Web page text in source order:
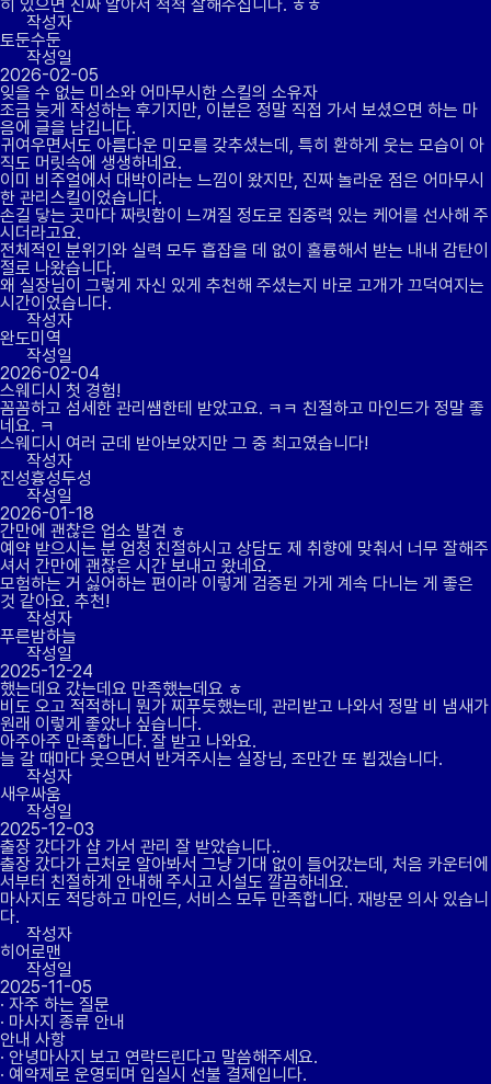
히 있으면 진짜 알아서 척척 잘해주십니다. ㅎㅎ
작성자
토둔수둔
작성일
2026-02-05
잊을 수 없는 미소와 어마무시한 스킬의 소유자
조금 늦게 작성하는 후기지만, 이분은 정말 직접 가서 보셨으면 하는 마
음에 글을 남깁니다.
귀여우면서도 아름다운 미모를 갖추셨는데, 특히 환하게 웃는 모습이 아
직도 머릿속에 생생하네요.
이미 비주얼에서 대박이라는 느낌이 왔지만, 진짜 놀라운 점은 어마무시
한 관리스킬이었습니다.
손길 닿는 곳마다 짜릿함이 느껴질 정도로 집중력 있는 케어를 선사해 주
시더라고요.
전체적인 분위기와 실력 모두 흡잡을 데 없이 훌륭해서 받는 내내 감탄이
절로 나왔습니다.
왜 실장님이 그렇게 자신 있게 추천해 주셨는지 바로 고개가 끄덕여지는
시간이었습니다.
작성자
완도미역
작성일
2026-02-04
스웨디시 첫 경험!
꼼꼼하고 섬세한 관리쌤한테 받았고요. ㅋㅋ 친절하고 마인드가 정말 좋
네요. ㅋ
스웨디시 여러 군데 받아보았지만 그 중 최고였습니다!
작성자
진성흉성두성
작성일
2026-01-18
간만에 괜찮은 업소 발견 ㅎ
예약 받으시는 분 엄청 친절하시고 상담도 제 취향에 맞춰서 너무 잘해주
셔서 간만에 괜찮은 시간 보내고 왔네요.
모험하는 거 싫어하는 편이라 이렇게 검증된 가게 계속 다니는 게 좋은
것 같아요. 추천!
작성자
푸른밤하늘
작성일
2025-12-24
했는데요 갔는데요 만족했는데요 ㅎ
비도 오고 적적하니 뭔가 찌푸듯했는데, 관리받고 나와서 정말 비 냄새가
원래 이렇게 좋았나 싶습니다.
아주아주 만족합니다. 잘 받고 나와요.
늘 갈 때마다 웃으면서 반겨주시는 실장님, 조만간 또 뵙겠습니다.
작성자
새우싸움
작성일
2025-12-03
출장 갔다가 샵 가서 관리 잘 받았습니다..
출장 갔다가 근처로 알아봐서 그냥 기대 없이 들어갔는데, 처음 카운터에
서부터 친절하게 안내해 주시고 시설도 깔끔하네요.
마사지도 적당하고 마인드, 서비스 모두 만족합니다. 재방문 의사 있습니
다.
작성자
히어로맨
작성일
2025-11-05
· 자주 하는 질문
· 마사지 종류 안내
안내 사항
· 안녕마사지 보고 연락드린다고 말씀해주세요.
· 예약제로 운영되며 입실시 선불 결제입니다.